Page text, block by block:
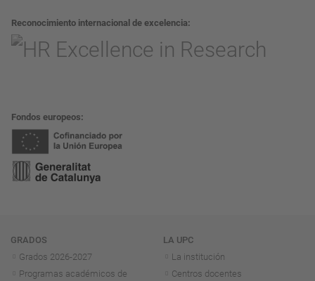
Reconocimiento internacional de excelencia
Fondos europeos
Navegación
GRADOS
Grados 2026-2027
Programas académicos de
LA UPC
La institución
Centros docentes